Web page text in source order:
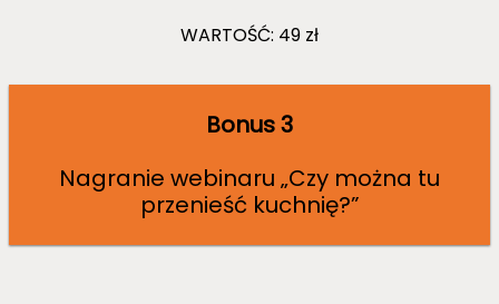
WARTOŚĆ: 49 zł
Bonus 3
Nagranie webinaru „Czy można tu
przenieść kuchnię?”